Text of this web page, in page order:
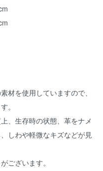
材を使用していますので、
。
、生存時の状態、革をナメ
しわや軽微なキズなどが見
ございます。